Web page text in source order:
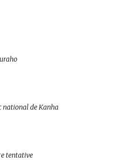
national de Kanha
tentative